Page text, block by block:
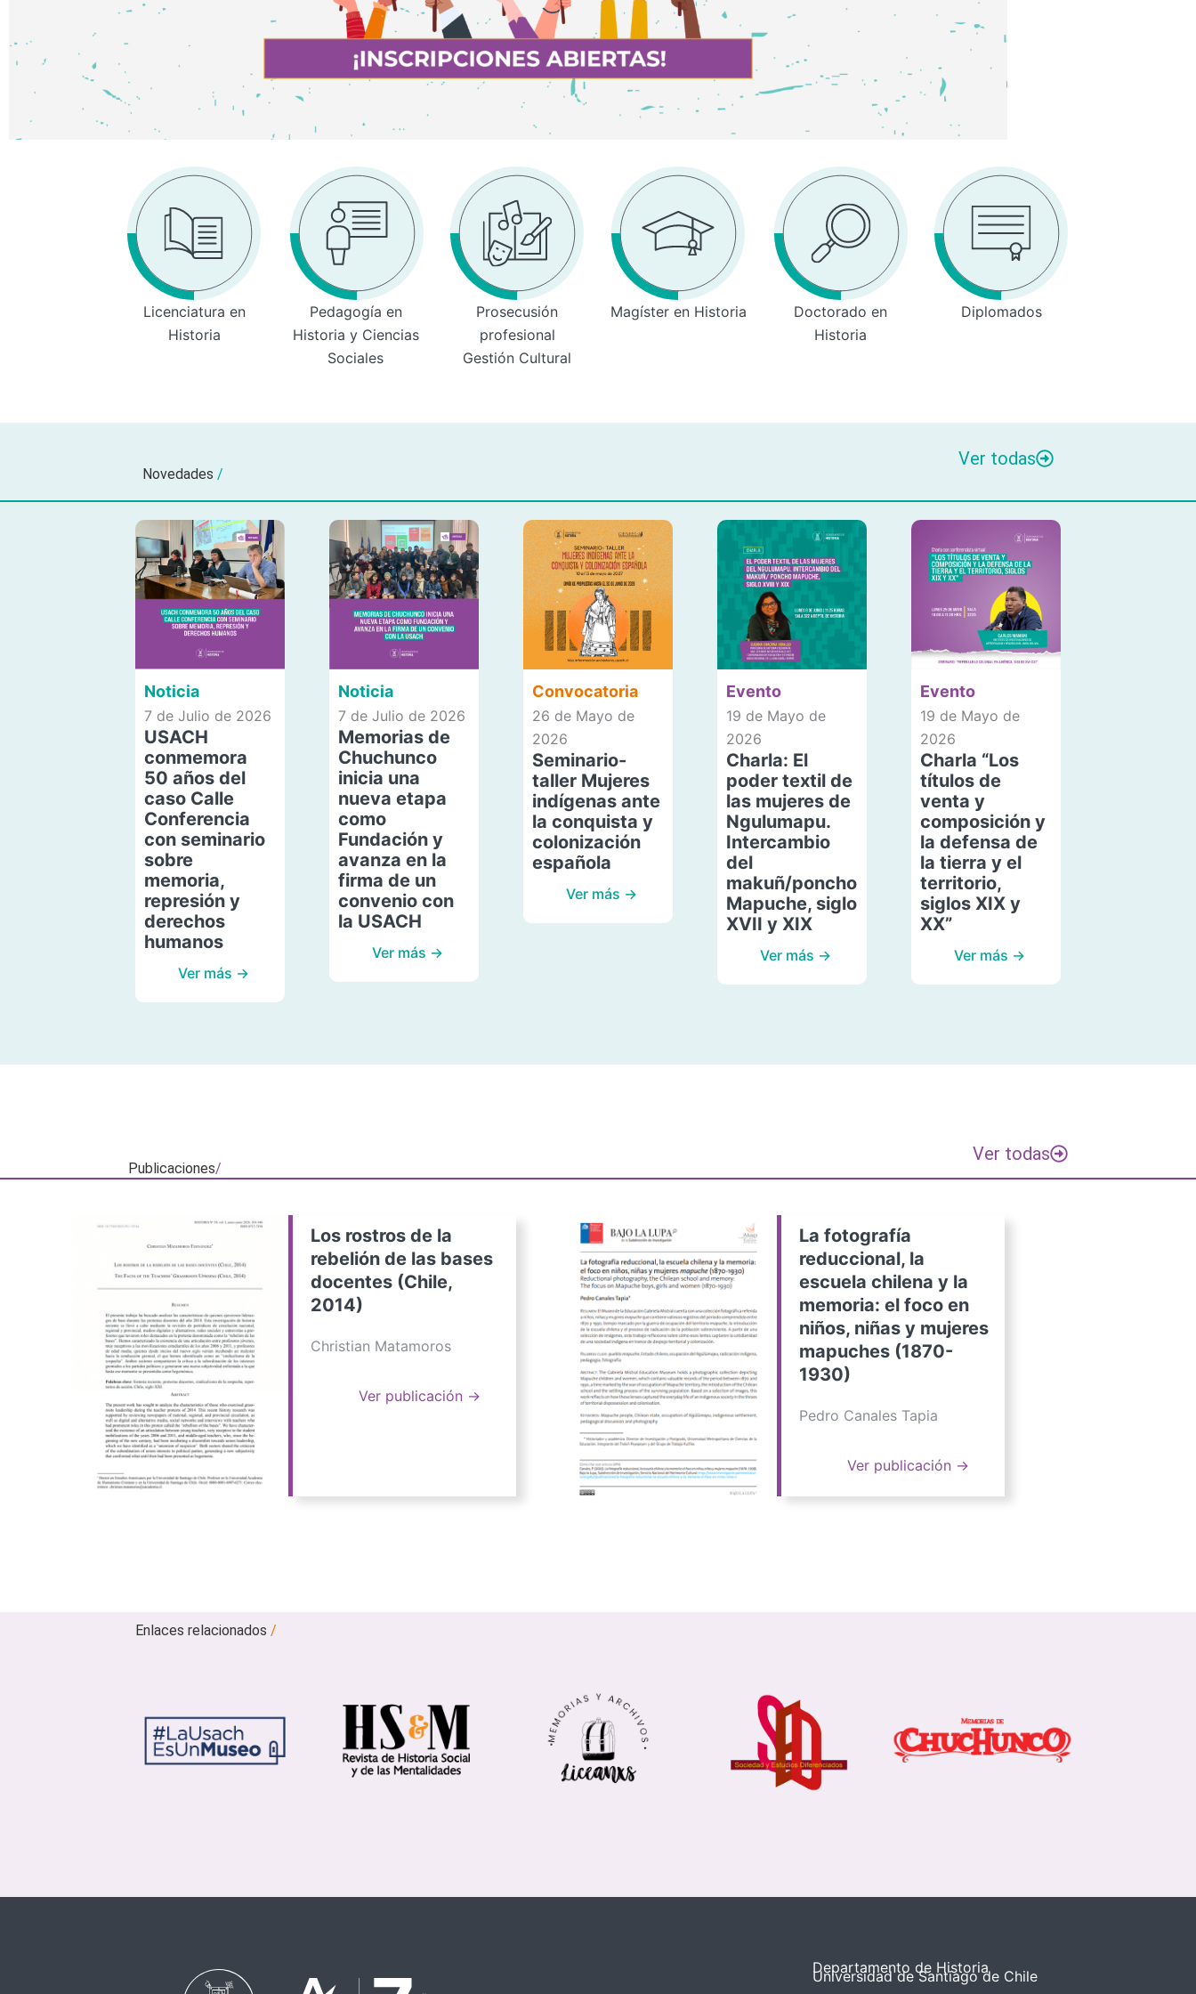
Licenciatura en
Historia
Pedagogía en
Historia y Ciencias
Sociales
Prosecusión
profesional
Gestión Cultural
Magíster en Historia
Doctorado en
Historia
Diplomados
Novedades /
Ver todas
Noticia
7 de Julio de 2026
USACH
conmemora
50 años del
caso Calle
Conferencia
con seminario
sobre
memoria,
represión y
derechos
humanos
Ver más →
Noticia
7 de Julio de 2026
Memorias de
Chuchunco
inicia una
nueva etapa
como
Fundación y
avanza en la
firma de un
convenio con
la USACH
Ver más →
Convocatoria
26 de Mayo de
2026
Seminario-
taller Mujeres
indígenas ante
la conquista y
colonización
española
Ver más →
Evento
19 de Mayo de
2026
Charla: El
poder textil de
las mujeres de
Ngulumapu.
Intercambio
del
makuñ/poncho
Mapuche, siglo
XVII y XIX
Ver más →
Evento
19 de Mayo de
2026
Charla “Los
títulos de
venta y
composición y
la defensa de
la tierra y el
territorio,
siglos XIX y
XX”
Ver más →
Publicaciones/
Ver todas
Los rostros de la
rebelión de las bases
docentes (Chile,
2014)
Christian Matamoros
Ver publicación →
La fotografía
reduccional, la
escuela chilena y la
memoria: el foco en
niños, niñas y mujeres
mapuches (1870-
1930)
Pedro Canales Tapia
Ver publicación →
Enlaces relacionados/
Departamento de Historia
Universidad de Santiago de Chile